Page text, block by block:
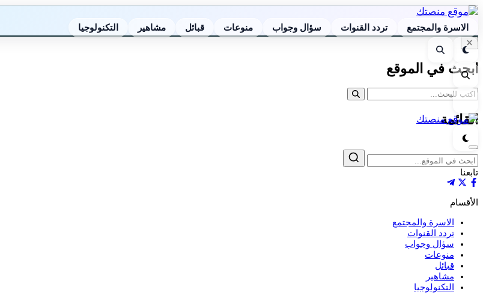
الاسرة والمجتمع تردد القنوات سؤال وجواب منوعات قبائل مشاهير التكنولوجيا
الوضع
بحث
بحث
الوضع
إغلاق
ابحث في الموقع
القائمة
إغلاق
بحث
تابعنا
الأقسام
الاسرة والمجتمع
تردد القنوات
سؤال وجواب
منوعات
قبائل
مشاهير
التكنولوجيا